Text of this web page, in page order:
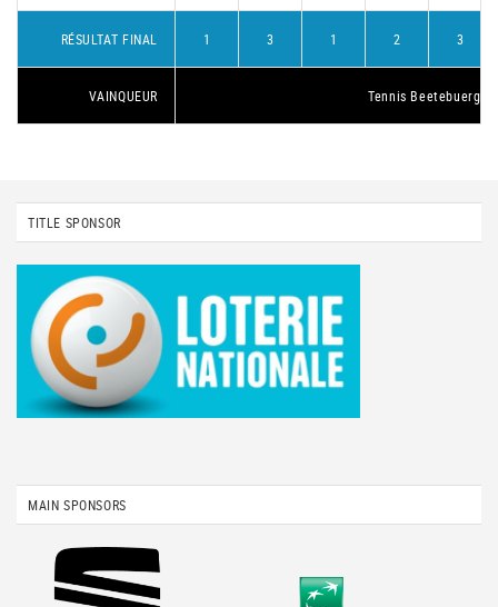
RÉSULTAT FINAL 1 3 1 2 3
VAINQUEUR Tennis Beetebuerg 1
TITLE SPONSOR
MAIN SPONSORS